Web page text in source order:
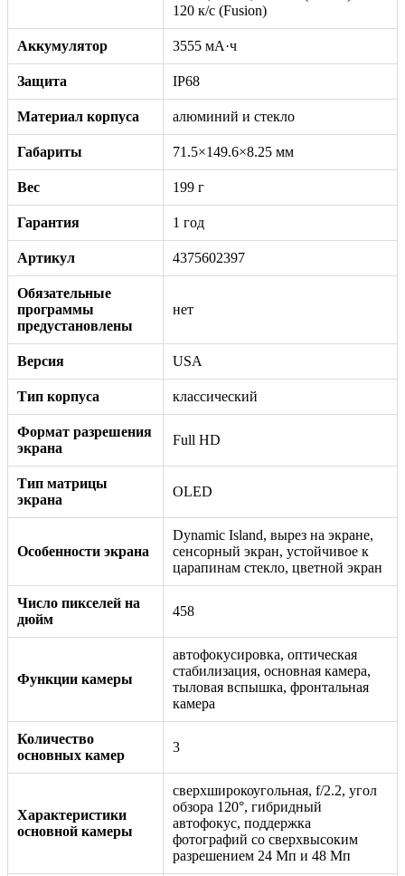
120 к/с (Fusion)
Аккумулятор 3555 мА·ч
Защита IP68
Материал корпуса алюминий и стекло
Габариты 71.5×149.6×8.25 мм
Вес 199 г
Гарантия 1 год
Артикул 4375602397
Обязательные
программы
предустановлены
нет
Версия USA
Тип корпуса классический
Формат разрешения
экрана
Full HD
Тип матрицы
экрана
OLED
Особенности экрана
Dynamic Island, вырез на экране,
сенсорный экран, устойчивое к
царапинам стекло, цветной экран
Число пикселей на
дюйм
458
Функции камеры
автофокусировка, оптическая
стабилизация, основная камера,
тыловая вспышка, фронтальная
камера
Количество
основных камер
3
Характеристики
основной камеры
сверхширокоугольная, f/2.2, угол
обзора 120°, гибридный
автофокус, поддержка
фотографий со сверхвысоким
разрешением 24 Мп и 48 Мп